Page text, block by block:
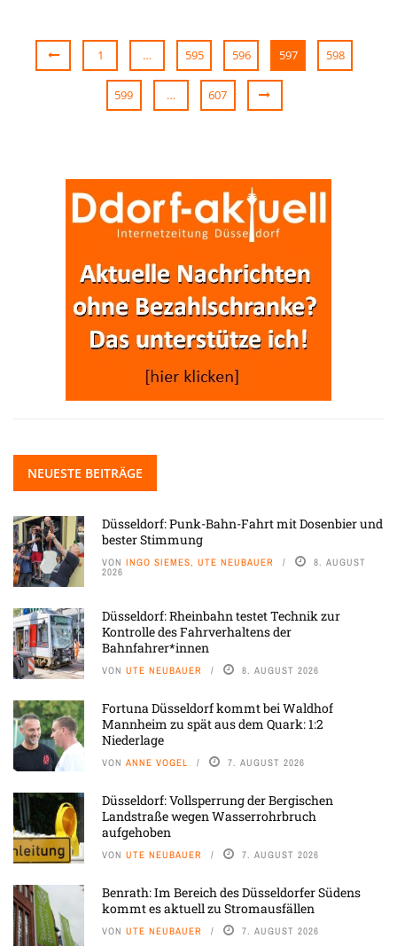
1 … 595 596 597 598
599 … 607
NEUESTE BEITRÄGE
Düsseldorf: Punk-Bahn-Fahrt mit Dosenbier und
bester Stimmung
VON INGO SIEMES, UTE NEUBAUER 8. AUGUST
2026
Düsseldorf: Rheinbahn testet Technik zur
Kontrolle des Fahrverhaltens der
Bahnfahrer*innen
VON UTE NEUBAUER 8. AUGUST 2026
Fortuna Düsseldorf kommt bei Waldhof
Mannheim zu spät aus dem Quark: 1:2
Niederlage
VON ANNE VOGEL 7. AUGUST 2026
Düsseldorf: Vollsperrung der Bergischen
Landstraße wegen Wasserrohrbruch
aufgehoben
VON UTE NEUBAUER 7. AUGUST 2026
Benrath: Im Bereich des Düsseldorfer Südens
kommt es aktuell zu Stromausfällen
VON UTE NEUBAUER 7. AUGUST 2026